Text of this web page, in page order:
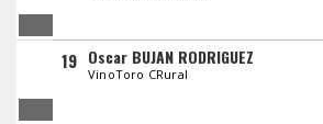
19 Oscar BUJAN RODRIGUEZ
VinoToro CRural